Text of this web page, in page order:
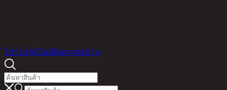
โปรโมชันไอเดียตกแต่งบ้าน